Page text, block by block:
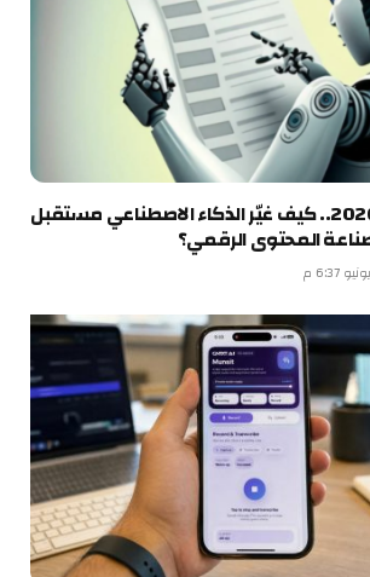
تشات جي بي تي 2026.. كيف غيّر الذكاء الاصطناعي مستقبل
المحتوى الرقمي؟